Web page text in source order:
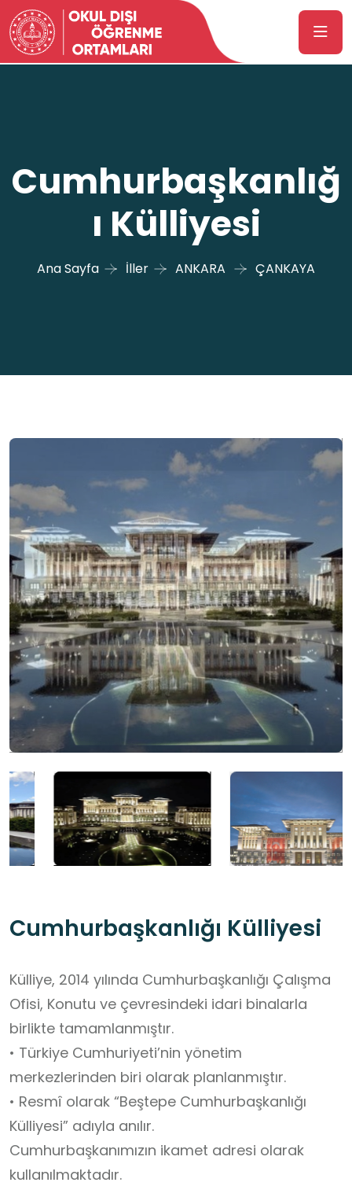
Cumhurbaşkanlığ
ı Külliyesi
Ana Sayfa İller ANKARA ÇANKAYA
Cumhurbaşkanlığı Külliyesi
Külliye, 2014 yılında Cumhurbaşkanlığı Çalışma
Ofisi, Konutu ve çevresindeki idari binalarla
birlikte tamamlanmıştır.
• Türkiye Cumhuriyeti’nin yönetim
merkezlerinden biri olarak planlanmıştır.
• Resmî olarak “Beştepe Cumhurbaşkanlığı
Külliyesi” adıyla anılır.
Cumhurbaşkanımızın ikamet adresi olarak
kullanılmaktadır.